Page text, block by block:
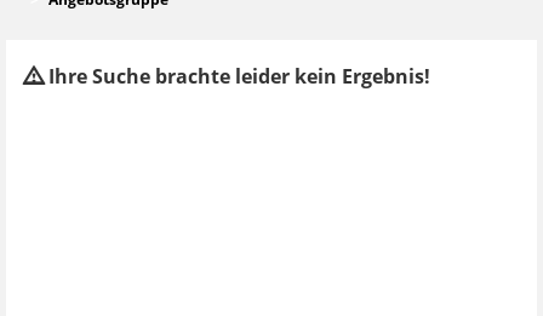
Ihre Suche brachte leider kein Ergebnis!